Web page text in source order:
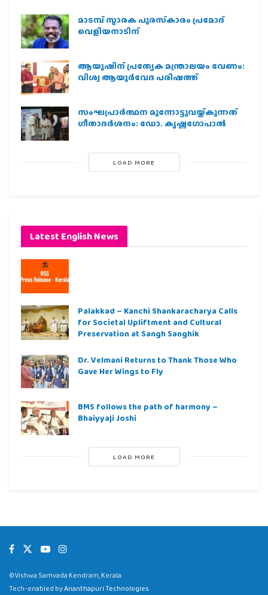
മാടമ്പ് സ്മാരക പുരസ്‌കാരം പ്രമോദ്
വെളിയനാടിന്
ആയുഷിന് പ്രത്യേക മന്ത്രാലയം വേണം:
വിശ്വ ആയുര്‍വേദ പരിഷത്ത്
സംഘപ്രാര്‍ത്ഥന മുന്നോട്ടുവയ്ക്കുന്നത്
ഗീതാദര്‍ശനം: ഡോ. കൃഷ്ണഗോപാല്‍
LOAD MORE
Latest English News
Palakkad – Kanchi Shankaracharya Calls
for Societal Upliftment and Cultural
Preservation at Sangh Sanghik
Dr. Velmani Returns to Thank Those Who
Gave Her Wings to Fly
BMS follows the path of harmony –
Bhaiyyaji Joshi
LOAD MORE
©Vishwa Samvada Kendram, Kerala.
Tech-enabled byAnanthapuri Technologies